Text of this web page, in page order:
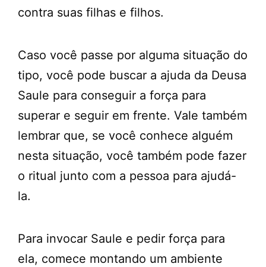
contra suas filhas e filhos.
Caso você passe por alguma situação do
tipo, você pode buscar a ajuda da Deusa
Saule para conseguir a força para
superar e seguir em frente. Vale também
lembrar que, se você conhece alguém
nesta situação, você também pode fazer
o ritual junto com a pessoa para ajudá-
la.
Para invocar Saule e pedir força para
ela, comece montando um ambiente